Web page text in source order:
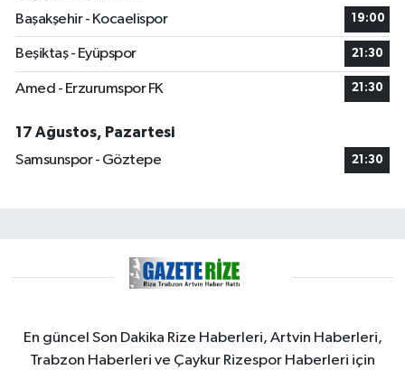
Başakşehir - Kocaelispor
19:00
Beşiktaş - Eyüpspor 21:30
Amed - Erzurumspor FK 21:30
17 Ağustos, Pazartesi
Samsunspor - Göztepe
21:30
En güncel Son Dakika Rize Haberleri, Artvin Haberleri,
Trabzon Haberleri ve Çaykur Rizespor Haberleri için